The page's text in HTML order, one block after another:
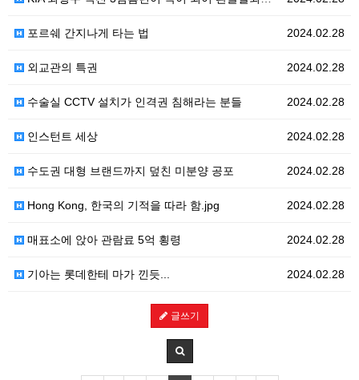
2024.02.28
포르쉐 간지나게 타는 법
2024.02.28
외교관의 특권
2024.02.28
수술실 CCTV 설치가 인격권 침해라는 분들
2024.02.28
인스턴트 세상
2024.02.28
수도권 대형 브랜드까지 덮친 미분양 공포
2024.02.28
Hong Kong, 한국의 기적을 따라 함.jpg
2024.02.28
매표소에 앉아 관람료 5억 횡령
2024.02.28
기아는 롯데한테 마가 낀듯...
글쓰기